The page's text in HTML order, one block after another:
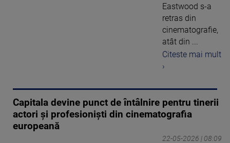
Eastwood s-a
retras din
cinematografie,
atât din ...
Citeste mai mult
›
Capitala devine punct de întâlnire pentru tinerii
actori și profesioniști din cinematografia
europeană
22-05-2026 | 08:09